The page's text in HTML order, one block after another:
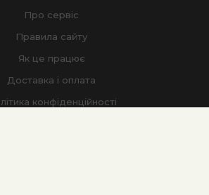
Про сервіс
Правила сайту
Як це працює
Доставка і оплата
конфіденційності